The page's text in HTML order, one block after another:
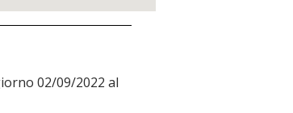
02/09/2022 al